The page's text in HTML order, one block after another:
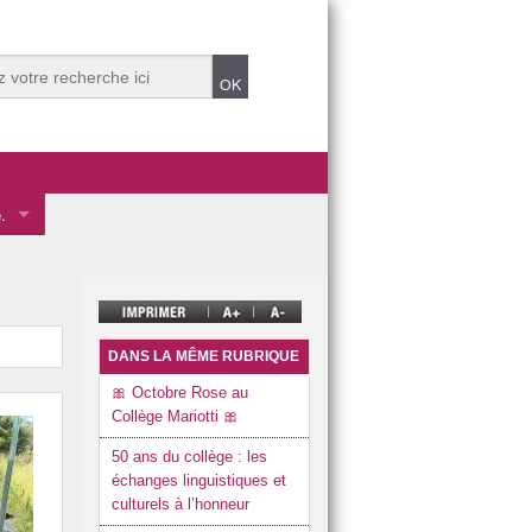
2025.
Durable dans années précédentes.
DANS LA MÊME RUBRIQUE
🎀 Octobre Rose au
Collège Mariotti 🎀
50 ans du collège : les
échanges linguistiques et
culturels à l’honneur